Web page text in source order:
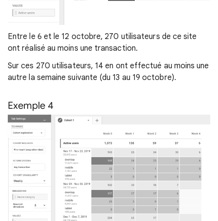
Entre le 6 et le 12 octobre, 270 utilisateurs de ce site
ont réalisé au moins une transaction.
Sur ces 270 utilisateurs, 14 en ont effectué au moins une
autre la semaine suivante (du 13 au 19 octobre).
Exemple 4